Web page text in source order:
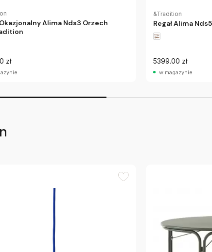
Alima Nds3 Orzech
zł
&Tradition
Regał Alima
5399.00 zł
w magazynie